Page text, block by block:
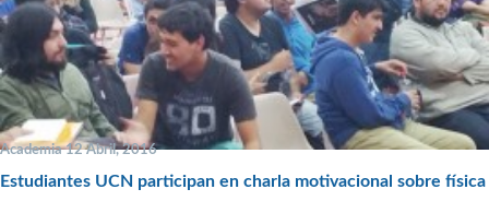
Academia 12 Abril, 2016
Estudiantes UCN participan en charla motivacional sobre física